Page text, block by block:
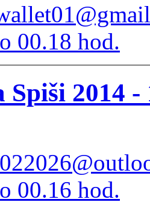
00.18 hod.
Spiši 2014
00.16 hod.